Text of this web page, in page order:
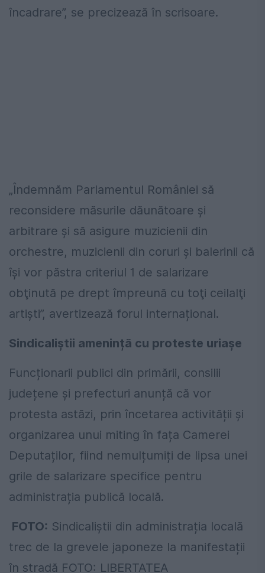
încadrare”, se precizează în scrisoare.
„Îndemnăm Parlamentul României să
reconsidere măsurile dăunătoare şi
arbitrare şi să asigure muzicienii din
orchestre, muzicienii din coruri și balerinii că
îşi vor păstra criteriul 1 de salarizare
obţinută pe drept împreună cu toţi ceilalţi
artişti”, avertizează forul internațional.
Sindicaliștii amenință cu proteste uriașe
Funcționarii publici din primării, consilii
județene și prefecturi anunță că vor
protesta astăzi, prin încetarea activității și
organizarea unui miting în fața Camerei
Deputaților, fiind nemulțumiți de lipsa unei
grile de salarizare specifice pentru
administrația publică locală.
FOTO: Sindicaliștii din administrația locală
trec de la grevele japoneze la manifestații
în stradă FOTO: LIBERTATEA